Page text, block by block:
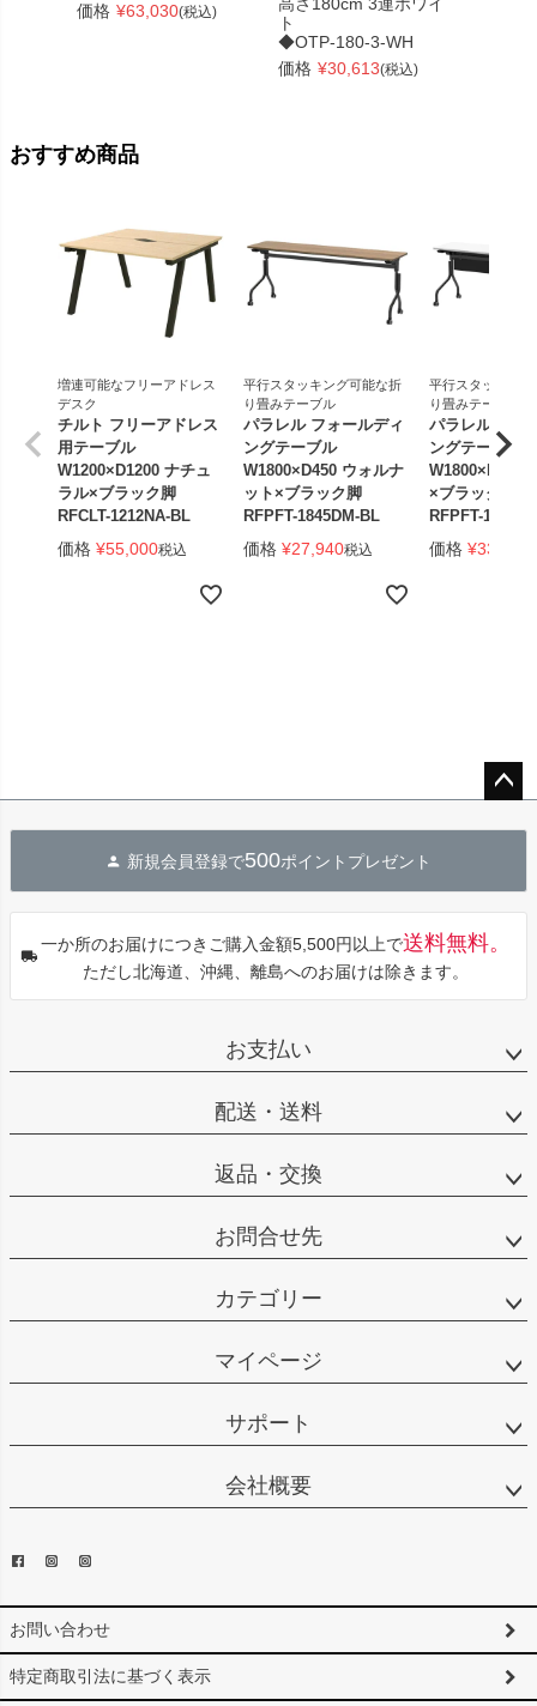
価格 ¥63,030(税込)
高さ180cm 3連ホワイ
ト
◆OTP-180-3-WH
価格 ¥30,613(税込)
おすすめ商品
増連可能なフリーアドレス
デスク
チルト フリーアドレス
用テーブル
W1200×D1200 ナチュ
ラル×ブラック脚
RFCLT-1212NA-BL
価格 ¥55,000税込
平行スタッキング可能な折
り畳みテーブル
パラレル フォールディ
ングテーブル
W1800×D450 ウォルナ
ット×ブラック脚
RFPFT-1845DM-BL
価格 ¥27,940税込
平行スタッキン
り畳みテーブル
パラレル フォ
ングテーブル
W1800×D450
×ブラック脚
RFPFT-
価格 ¥33,440
へ
新規会員登録で500ポイントプレゼント
一か所のお届けにつきご購入金額5,500円以上で送料無料。
ただし北海道、沖縄、離島へのお届けは除きます。
お支払い
配送・送料
返品・交換
お問合せ先
カテゴリー
マイページ
サポート
会社概要
お問い合わせ
特定商取引法に基づく表示